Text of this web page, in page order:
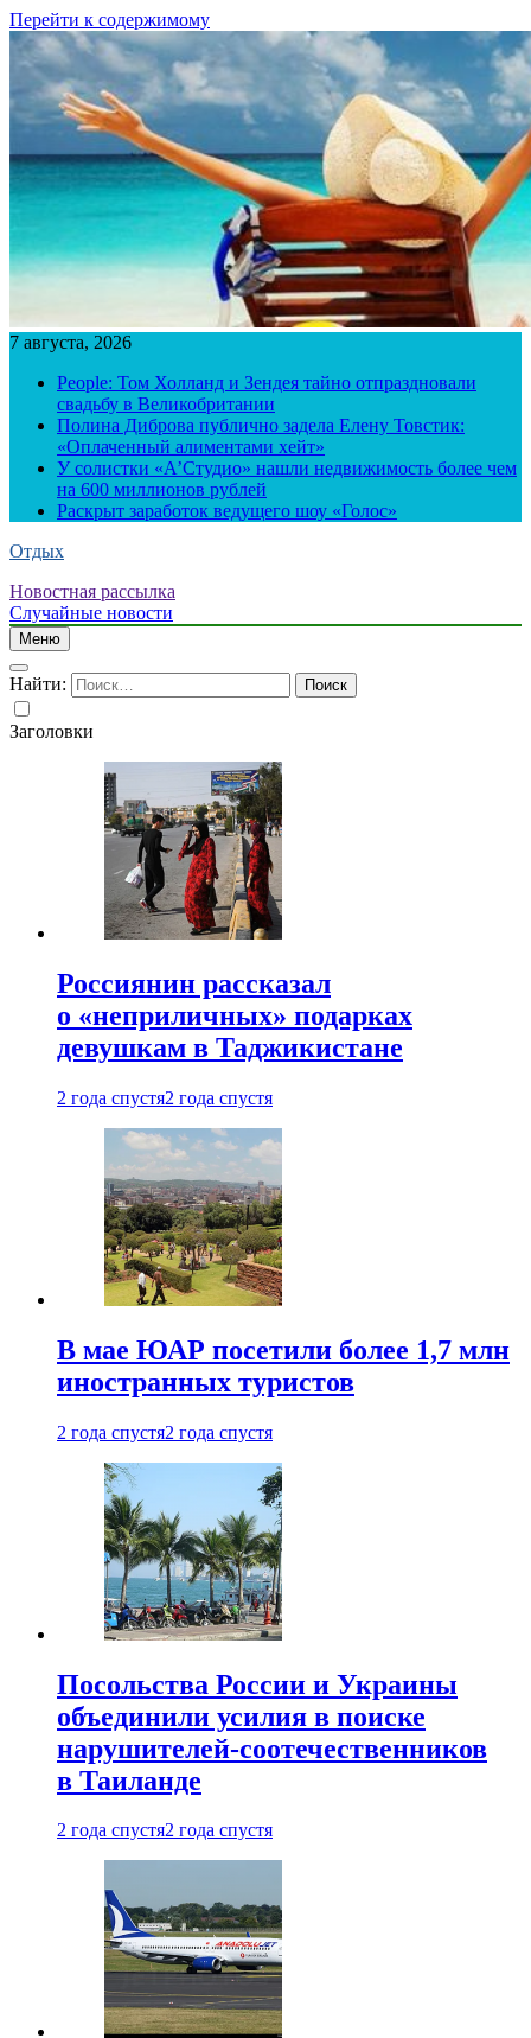
Перейти к содержимому
7 августа, 2026
People: Том Холланд и Зендея тайно отпраздновали
свадьбу в Великобритании
Полина Диброва публично задела Елену Товстик:
«Оплаченный алиментами хейт»
У солистки «А’Студио» нашли недвижимость более чем
на 600 миллионов рублей
Раскрыт заработок ведущего шоу «Голос»
Отдых
Новостная рассылка
Случайные новости
Меню
Найти:
Заголовки
Россиянин рассказал
о «неприличных» подарках
девушкам в Таджикистане
2 года спустя2 года спустя
В мае ЮАР посетили более 1,7 млн
иностранных туристов
2 года спустя2 года спустя
Посольства России и Украины
объединили усилия в поиске
нарушителей-соотечественников
в Таиланде
2 года спустя2 года спустя